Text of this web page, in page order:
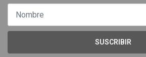
SUSCRIBIR